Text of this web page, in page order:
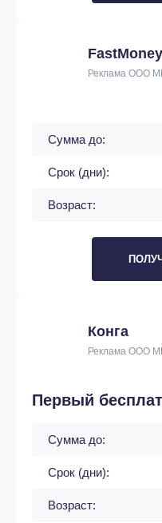
FastMoney
Реклама ООО
Сумма до:
Срок (дни):
Возраст:
Конга
Реклама ООО
Первый
Сумма до:
Срок (дни):
Возраст: